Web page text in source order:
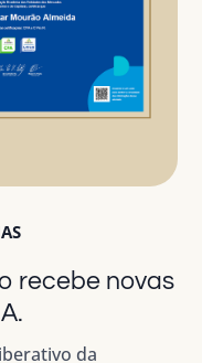
recebe novas
da